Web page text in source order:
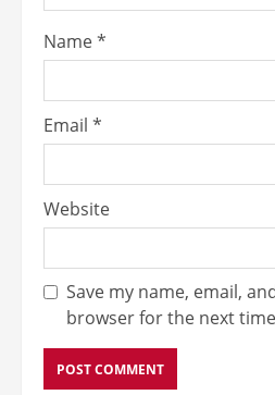
Name*
Email *
Website
Save my name, email,
browser for the next